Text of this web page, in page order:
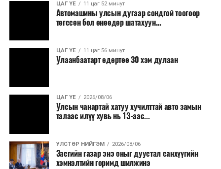
ЦАГ ҮЕ 11 цаг 52 минут
Автомашины улсын дугаар сондгой тоогоор
төгссөн бол өнөөдөр шатахуун...
ЦАГ ҮЕ 11 цаг 56 минут
Улаанбаатарт өдөртөө 30 хэм дулаан
ЦАГ ҮЕ 2026/08/06
Улсын чанартай хатуу хучилттай авто замын
талаас илүү хувь нь 13-аас...
УЛСТӨР НИЙГЭМ 2026/08/06
Засгийн газар энэ оныг дуустал санхүүгийн
хэмнэлтийн горимд шилжинэ